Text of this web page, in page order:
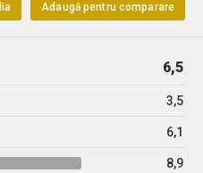
Adaugă pentru comparare
6,5
3,5
6,1
8,9